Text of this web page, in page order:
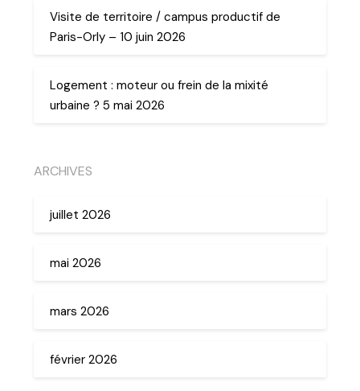
Visite de territoire / campus productif de
Paris-Orly – 10 juin 2026
Logement : moteur ou frein de la mixité
urbaine ? 5 mai 2026
ARCHIVES
juillet 2026
mai 2026
mars 2026
février 2026